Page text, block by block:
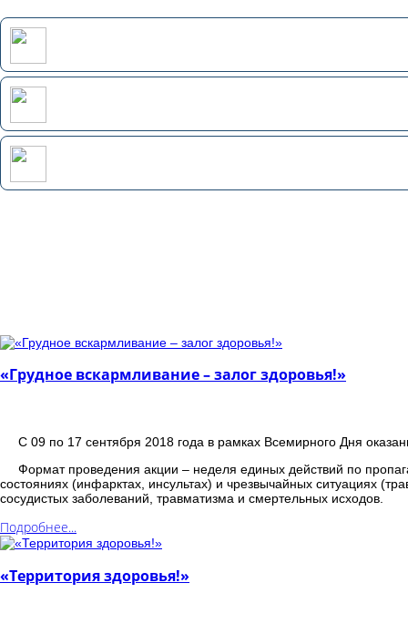
«Грудное вскармливание – залог здоровья!»
С 09 по 17 сентября 2018 года в рамках Всемирного Дня
Формат проведения акции – неделя единых действий по
состояниях (инфарктах, инсультах) и чрезвычайных ситуациях
сосудистых заболеваний, травматизма и смертельных исходов.
Подробнее...
«Территория здоровья!»